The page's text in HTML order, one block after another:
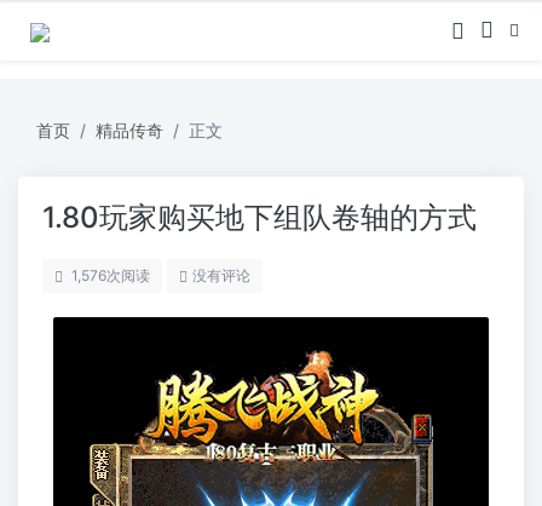
首页 精品传奇 正文
1.80玩家购买地下组队卷轴的方式
1,576次阅读 没有评论